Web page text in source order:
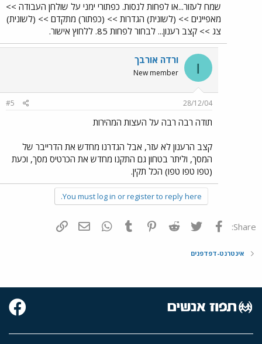
שמח לעזור...או לפחות לנסות. כפתורי ימני על שולחן העבודה >>
מאפיינים >> (לשונית) הגדרות >> (כפתור) מתקדם >> (לשונית)
צג >> קצב רענון... לבחור לפחות 85. ללחוץ אישור.
ו ורדה אורבך
New member
28/12/04
#5
תודה רבה רבה על העצות המהירות
קצב הרענון לא עזר, אבל הגדרנו מחדש את הדרייבר של
המסך, וליתר בטחון גם התקנו מחדש את הכרטיס מסך, וכעת
(טפו טפו טפו) הכל תקין.
You must log in or register to reply here.
Share: פייסבוק Twitter
Reddit
Pinterest
Tumblr
WhatsAppדואר אלקטרוני
אינטרנט-דפדפנים